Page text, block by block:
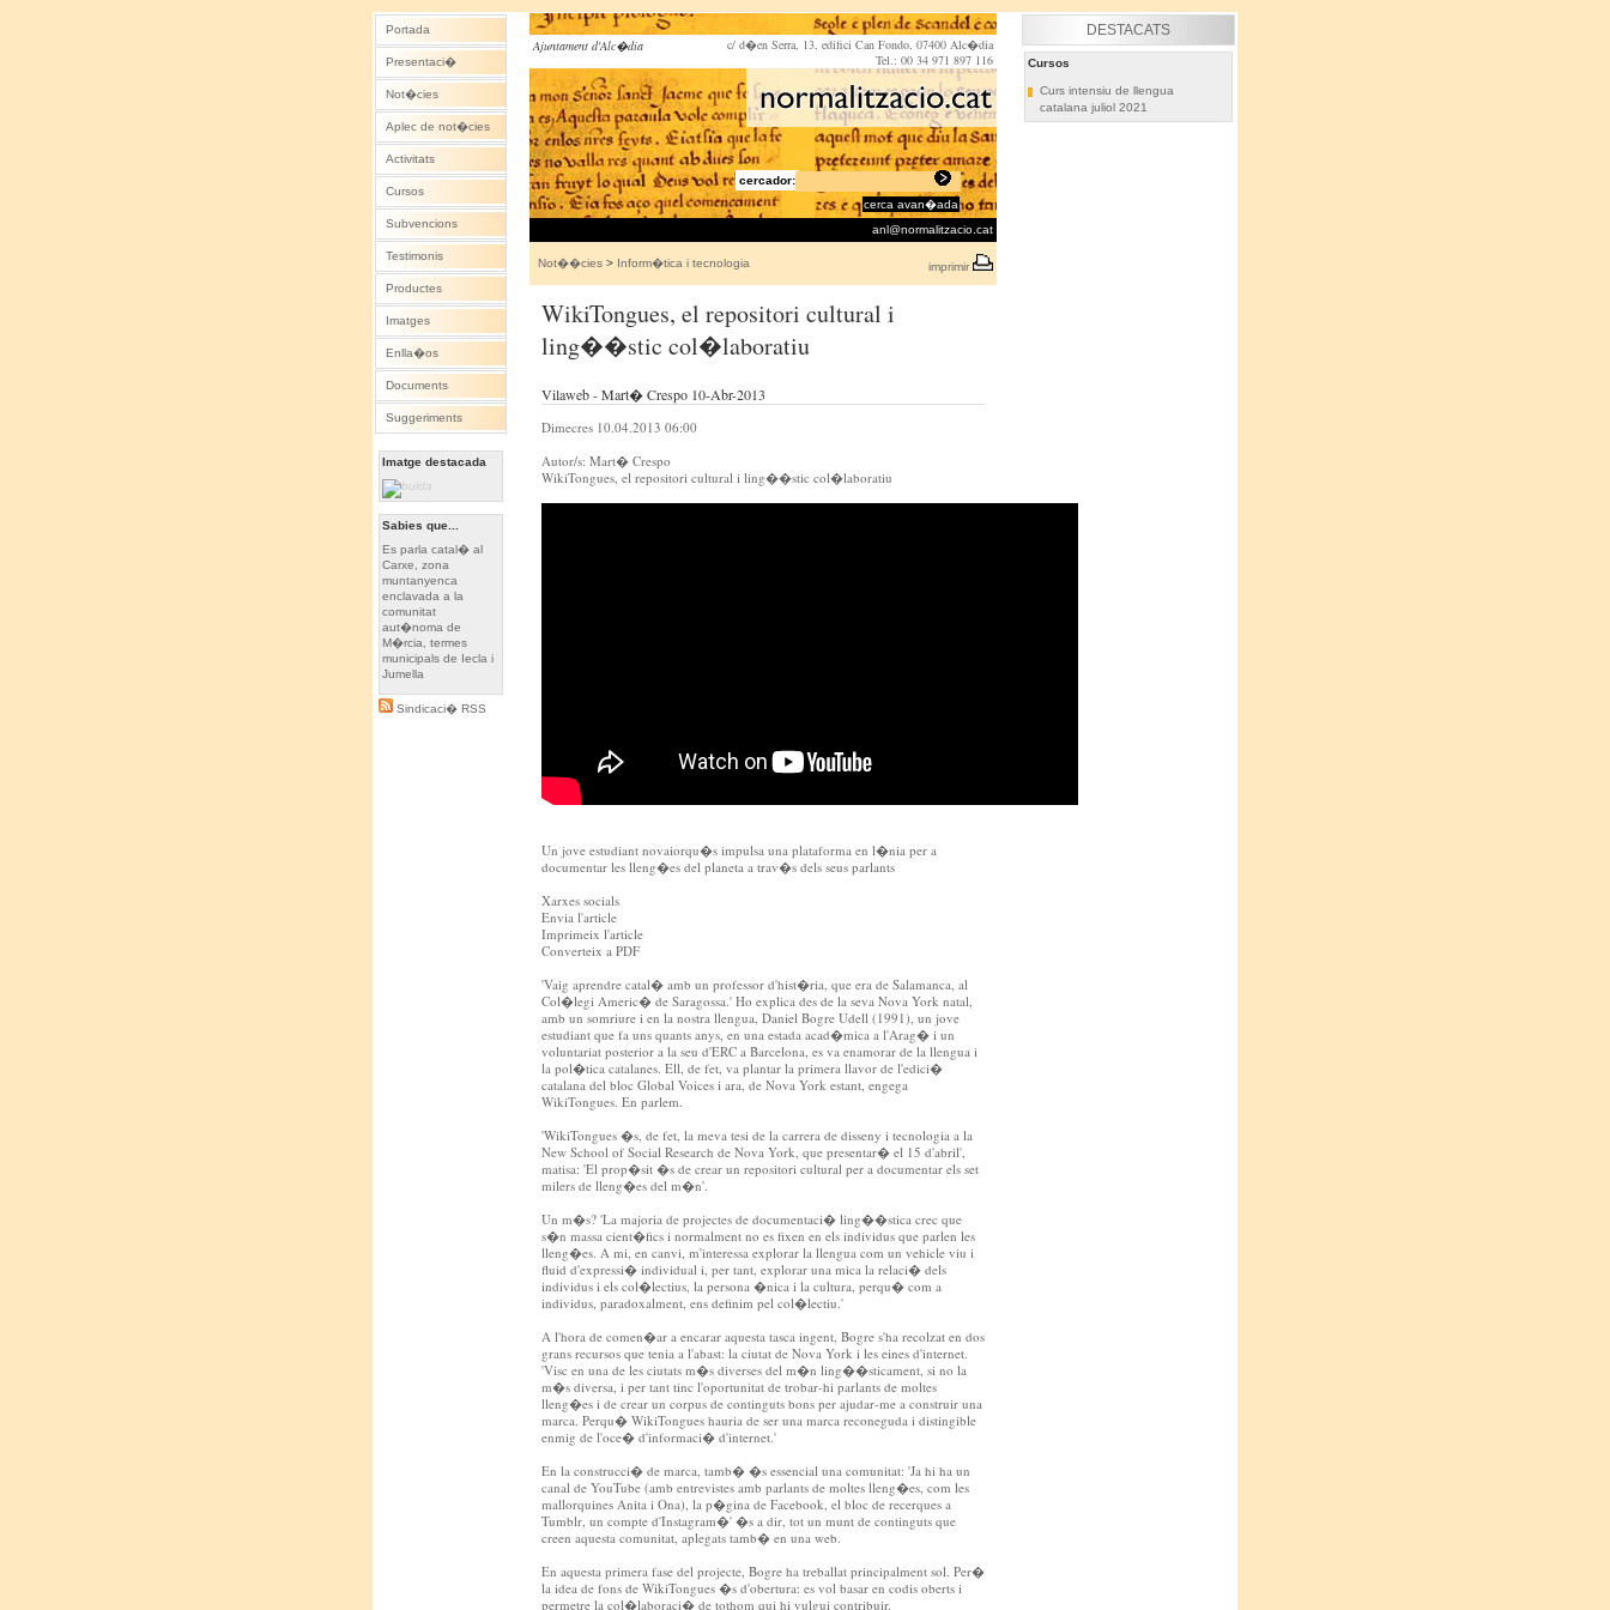
Portada
Presentaci�
Not�cies
Aplec de not�cies
Activitats
Cursos
Subvencions
Testimonis
Productes
Imatges
Enlla�os
Documents
Suggeriments
Imatge destacada
Sabies que...
Es parla catal� al
Carxe, zona
muntanyenca
enclavada a la
comunitat
aut�noma de
M�rcia, termes
municipals de Iecla i
Jumella
Sindicaci� RSS
cercador:
cerca avan�ada
Ajuntament d'Alc�dia
c/ d�en Serra, 13, edifici Can Fondo, 07400 Alc�dia
Tel.: 00 34 971 897 116
anl@normalitzacio.cat
Not��cies > Inform�tica i tecnologia imprimir
WikiTongues, el repositori cultural i
ling��stic col�laboratiu
Vilaweb - Mart� Crespo 10-Abr-2013
Dimecres 10.04.2013 06:00
Autor/s: Mart� Crespo
WikiTongues, el repositori cultural i ling��stic col�laboratiu
Un jove estudiant novaiorqu�s impulsa una plataforma en l�nia per a
documentar les lleng�es del planeta a trav�s dels seus parlants
Xarxes socials
Envia l'article
Imprimeix l'article
Converteix a PDF
'Vaig aprendre catal� amb un professor d'hist�ria, que era de Salamanca, al
Col�legi Americ� de Saragossa.' Ho explica des de la seva Nova York natal,
amb un somriure i en la nostra llengua, Daniel Bogre Udell (1991), un jove
estudiant que fa uns quants anys, en una estada acad�mica a l'Arag� i un
voluntariat posterior a la seu d'ERC a Barcelona, es va enamorar de la llengua i
la pol�tica catalanes. Ell, de fet, va plantar la primera llavor de l'edici�
catalana del bloc Global Voices i ara, de Nova York estant, engega
WikiTongues. En parlem.
'WikiTongues �s, de fet, la meva tesi de la carrera de disseny i tecnologia a la
New School of Social Research de Nova York, que presentar� el 15 d'abril',
matisa: 'El prop�sit �s de crear un repositori cultural per a documentar els set
milers de lleng�es del m�n'.
Un m�s? 'La majoria de projectes de documentaci� ling��stica crec que
s�n massa cient�fics i normalment no es fixen en els individus que parlen les
lleng�es. A mi, en canvi, m'interessa explorar la llengua com un vehicle viu i
fluid d'expressi� individual i, per tant, explorar una mica la relaci� dels
individus i els col�lectius, la persona �nica i la cultura, perqu� com a
individus, paradoxalment, ens definim pel col�lectiu.'
A l'hora de comen�ar a encarar aquesta tasca ingent, Bogre s'ha recolzat en dos
grans recursos que tenia a l'abast: la ciutat de Nova York i les eines d'internet.
'Visc en una de les ciutats m�s diverses del m�n ling��sticament, si no la
m�s diversa, i per tant tinc l'oportunitat de trobar-hi parlants de moltes
lleng�es i de crear un corpus de continguts bons per ajudar-me a construir una
marca. Perqu� WikiTongues hauria de ser una marca reconeguda i distingible
enmig de l'oce� d'informaci� d'internet.'
En la construcci� de marca, tamb� �s essencial una comunitat: 'Ja hi ha un
canal de YouTube (amb entrevistes amb parlants de moltes lleng�es, com les
mallorquines Anita i Ona), la p�gina de Facebook, el bloc de recerques a
Tumblr, un compte d'Instagram�' �s a dir, tot un munt de continguts que
creen aquesta comunitat, aplegats tamb� en una web.
En aquesta primera fase del projecte, Bogre ha treballat principalment sol. Per�
la idea de fons de WikiTongues �s d'obertura: es vol basar en codis oberts i
permetre la col�laboraci� de tothom qui hi vulgui contribuir.
DESTACATS
Cursos
Curs intensiu de llengua
catalana juliol 2021